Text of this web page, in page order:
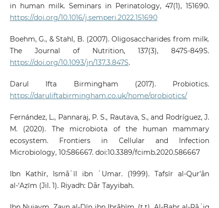
in human milk. Seminars in Perinatology, 47(1), 151690.
https://doi.org/10.1016/j.semperi.2022.151690
Boehm, G., & Stahl, B. (2007). Oligosaccharides from milk.
The Journal of Nutrition, 137(3), 847S-849S.
https://doi.org/10.1093/jn/137.3.847S.
Darul Ifta Birmingham (2017). Probiotics.
https://daruliftabirmingham.co.uk/home/probiotics/
Fernández, L., Pannaraj, P. S., Rautava, S., and Rodríguez, J.
M. (2020). The microbiota of the human mammary
ecosystem. Frontiers in Cellular and Infection
Microbiology, 10:586667. doi:10.3389/fcimb.2020.586667
Ibn Kathīr, Ismāʿīl ibn ʿUmar. (1999). Tafsīr al-Qur’ān
al-‘Aẓīm (Jil. 1). Riyadh: Dār Ṭayyibah.